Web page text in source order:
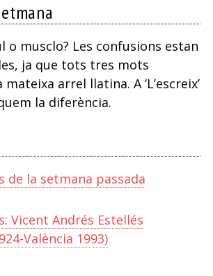
o musclo? Les confusions estan
ja que tots tres mots
arrel llatina. A ‘L’escreix’
la diferència.
de la setmana passada
Vicent Andrés Estellés
València 1993)